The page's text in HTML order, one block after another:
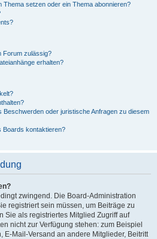
Thema setzen oder ein Thema abonnieren?
Forum zulässig?
erhalten?
Beschwerden oder juristische Anfragen zu diesem
Boards kontaktieren?
zwingend. Die Board-Administration
registriert sein müssen, um Beiträge zu
Sie als registriertes Mitglied Zugriff auf
nicht zur Verfügung stehen: zum Beispiel
E-Mail-Versand an andere Mitglieder, Beitritt